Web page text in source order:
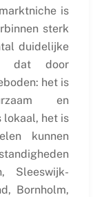
is
sterk
duidelijke
dat door
het is
en
lokaal, het is
kunnen
Sleeswijk-
Bornholm,